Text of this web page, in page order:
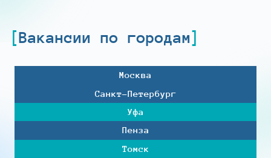
Вакансии по городам
Москва
Санкт-Петербург
Уфа
Пенза
Томск